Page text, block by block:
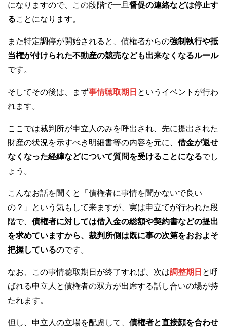
になりますので、この段階で一旦督促の連絡などは停止す
ることになります。
また特定調停が開始されると、債権者からの強制執行や抵
当権が付けられた不動産の競売なども出来なくなるルール
です。
そしてその後は、まず事情聴取期日 というイベントが行わ
れます。
ここでは裁判所が申立人のみを呼出され、先に提出された
財産の状況を示すべき明細書等の内容を元に、 借金が返せ
なくなった経緯などについて質問を受けることになるでし
ょう。
こんなお話を聞くと「債権者に事情を聞かないで良い
の？」という気もして来ますが、実は申立てが行われた段
階で、 債権者に対しては借入金の総額や契約書などの提出
を求めていますから、裁判所側は既に事の次第をおおよそ
把握しているのです。
なお、この事情聴取期日が終了すれば、次は調整期日 と呼
ばれる申立人と債権者の双方が出席する話し合いの場が持
たれます。
但し、申立人の立場を配慮して、 債権者と直接顔を合わせ